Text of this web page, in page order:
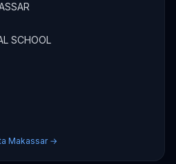
SCHOOL
Makassar →